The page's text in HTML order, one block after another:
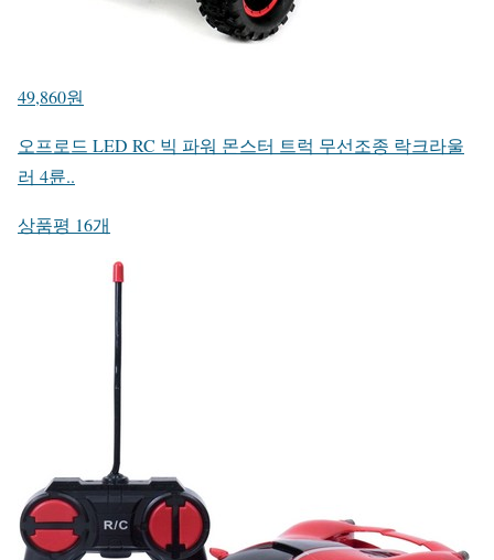
49,860원
오프로드 LED RC 빅 파워 몬스터 트럭 무선조종 락크라울
러 4륜..
상품평 16개